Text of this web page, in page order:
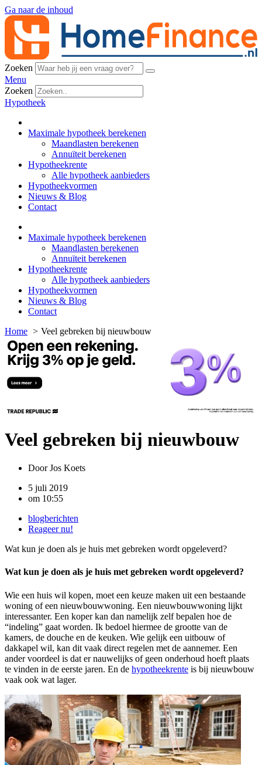
Ga naar de inhoud
Zoeken
Menu
Zoeken
Hypotheek
Maximale hypotheek berekenen
Maandlasten berekenen
Annuïteit berekenen
Hypotheekrente
Alle hypotheek aanbieders
Hypotheekvormen
Nieuws & Blog
Contact
Maximale hypotheek berekenen
Maandlasten berekenen
Annuïteit berekenen
Hypotheekrente
Alle hypotheek aanbieders
Hypotheekvormen
Nieuws & Blog
Contact
Home
Veel gebreken bij nieuwbouw
Veel gebreken bij nieuwbouw
DoorJos Koets
5 juli 2019
om 10:55
blogberichten
Reageer nu!
Wat kun je doen als je huis met gebreken wordt opgeleverd?
Wat kun je doen als je huis met gebreken wordt opgeleverd?
Wie een huis wil kopen, moet een keuze maken uit een bestaande
woning of een nieuwbouwwoning. Een nieuwbouwwoning lijkt
interessanter. Een koper kan dan namelijk zelf bepalen hoe de
“indeling” gaat worden. Ik bedoel hiermee de grootte van de
kamers, de douche en de keuken. Wie gelijk een uitbouw of
dakkapel wil, kan dit vaak direct regelen met de aannemer. Een
ander voordeel is dat er nauwelijks of geen onderhoud hoeft plaats
te vinden in de eerste jaren. En de hypotheekrente is bij nieuwbouw
vaak ook wat lager.